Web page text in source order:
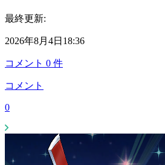
最終更新:
2026年8月4日18:36
コメント 0 件
コメント
0